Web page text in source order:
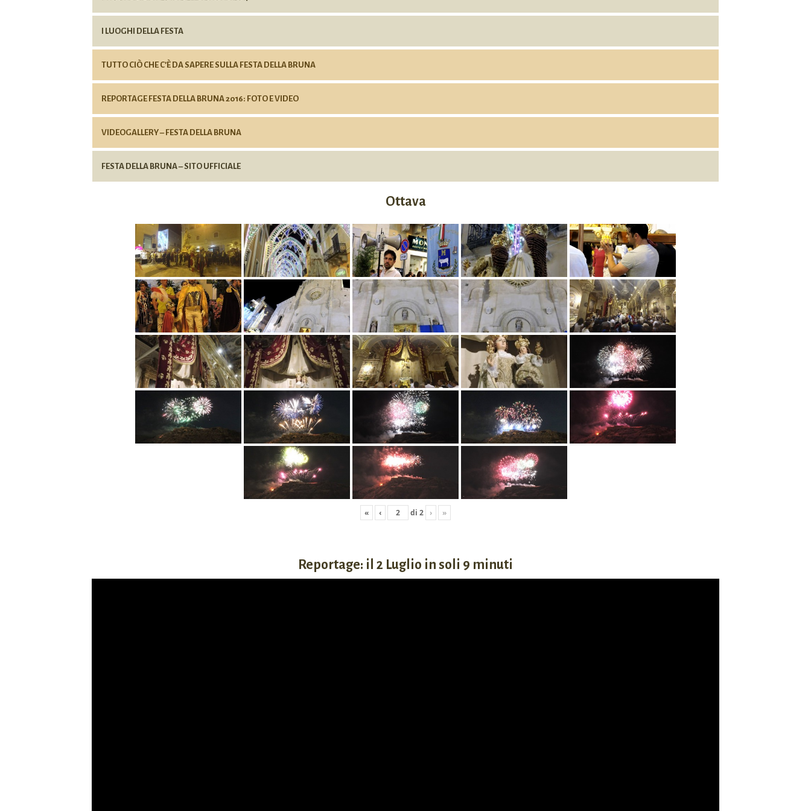
I LUOGHI DELLA FESTA
TUTTO CIÒ CHE C’È DA SAPERE SULLA FESTA DELLA BRUNA
REPORTAGE FESTA DELLA BRUNA 2016: FOTO E VIDEO
VIDEOGALLERY – FESTA DELLA BRUNA
FESTA DELLA BRUNA – SITO UFFICIALE
Ottava
« ‹ di 2 › »
Reportage: il 2 Luglio in soli 9 minuti